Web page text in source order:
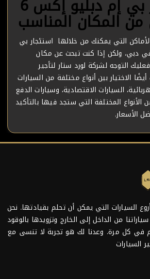
استئجار بي إم دبليو إكس 6
المكان المناسب
التي يمكنك من خلالها استئجار بي
دبليو إكس 6 في دبي، ولكن إذا كنت تبحث عن مكان
التوجه لشركة لورد ستار لتأجير
الاختيار بين أنواع مختلفة من السيارات
، السيارات الاقتصادية، وسيارات الدفع
الأنواع المختلفة التي ستجد فيها بالتأكيد
الأسعار.
السيارات التي يمكن أن تحلم بقيادتها. نحن
من الداخل إلى الخارج وتزويدها بالوقود
في كل مرة. وعدنا لك هو تجربة لا تنسى مع
السيارات